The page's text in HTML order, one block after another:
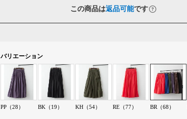
この商品は返品可能です
バリエーション
PP（28） BK（19） KH（54） RE（77） BR（68）